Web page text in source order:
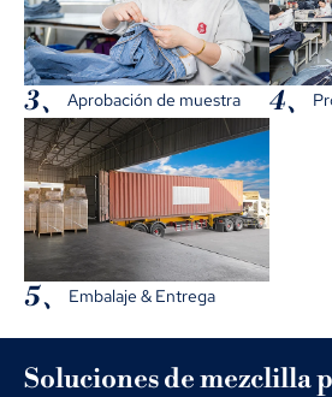
3、 Aprobación de muestra 4、
5、 Embalaje & Entrega
Soluciones de mezclilla